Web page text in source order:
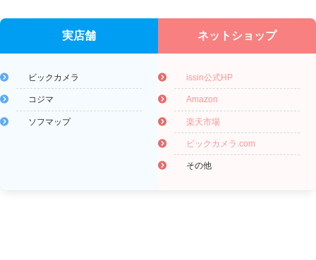
実店舗
ビックカメラ
コジマ
ソフマップ
ネットショップ
issin公式HP
Amazon
楽天市場
ビックカメラ.com
その他